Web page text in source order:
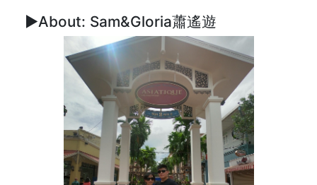
►About: Sam&Gloria蕭遙遊